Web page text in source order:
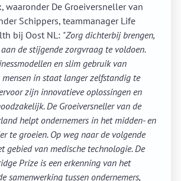
waaronder De Groeiversneller van
Schippers, teammanager Life
bij Oost NL: "Zorg dichterbij brengen,
de stijgende zorgvraag te voldoen.
en slim gebruik van
in staat langer zelfstandig te
zijn innovatieve oplossingen en
De Groeiversneller van de
helpt ondernemers in het midden- en
te groeien. Op weg naar de volgende
gebied van medische technologie. De
Prize is een erkenning van het
samenwerking tussen ondernemers,